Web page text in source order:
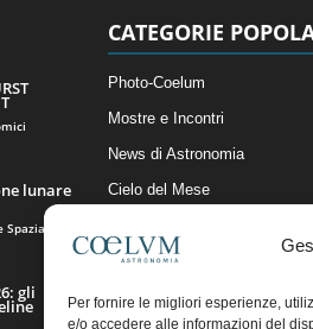
Per fornire le migliori esperienze,
e/o accedere alle informazioni del
lunare
gli
CATEGORIE
Photo-Coelum
Mostre e Incontri
News di Astronomia
Cielo del Mese
Articoli e Risorse On-Line
Il Blog della Redazione